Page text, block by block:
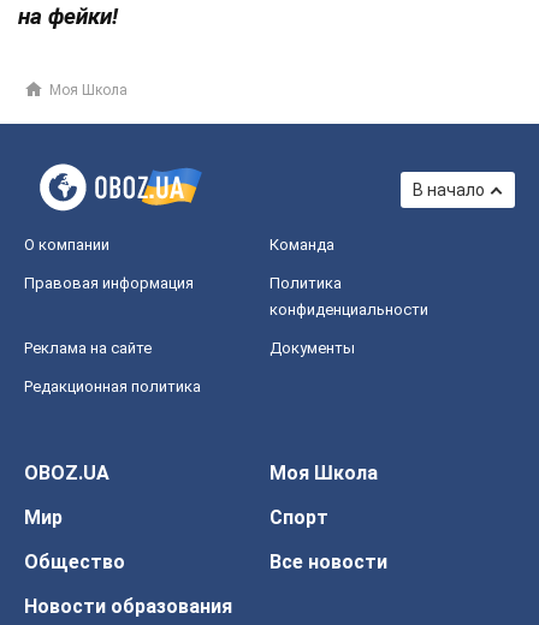
на фейки!
Моя Школа
В начало
О компании Команда
Правовая информация
Политика
конфиденциальности
Реклама на сайте Документы
Редакционная политика
OBOZ.UA
Моя Школа
Мир
Спорт
Общество
Все новости
Новости образования